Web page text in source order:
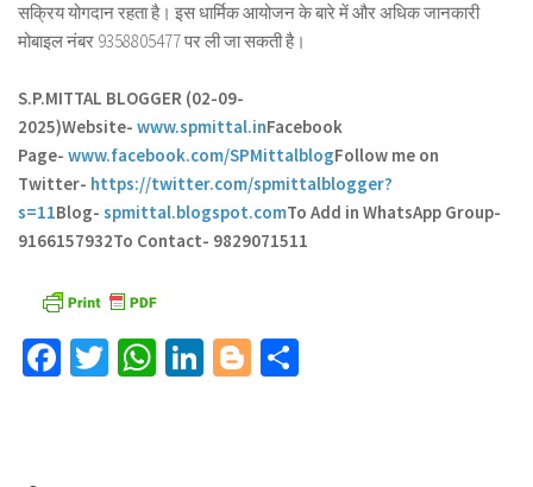
सक्रिय योगदान रहता है। इस धार्मिक आयोजन के बारे में और अधिक जानकारी
मोबाइल नंबर 9358805477 पर ली जा सकती है।
S.P.MITTAL BLOGGER (02-09-
2025)Website- www.spmittal.inFacebook
Page- www.facebook.com/SPMittalblogFollow me on
Twitter- https://twitter.com/spmittalblogger?
s=11Blog- spmittal.blogspot.comTo Add in WhatsApp Group-
9166157932To Contact- 9829071511
Facebook
TwitterWhatsApp
LinkedIn
Blogger